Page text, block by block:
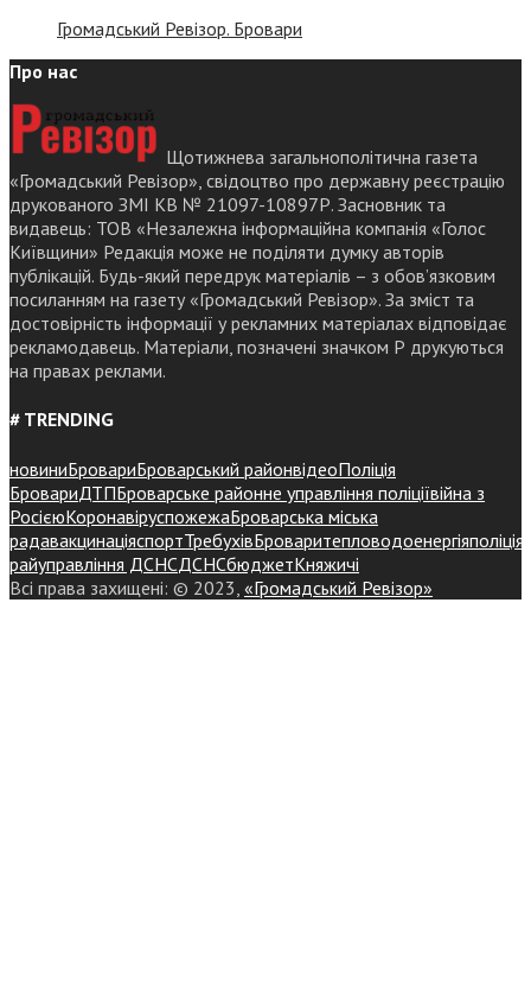
Громадський Ревізор. Бровари
Про нас
Щотижнева загальнополітична газета
«Громадський Ревізор», свідоцтво про державну реєстрацію
друкованого ЗМІ КВ № 21097-10897Р. Засновник та
видавець: ТОВ «Незалежна інформаційна компанія «Голос
Київщини» Редакція може не поділяти думку авторів
публікацій. Будь-який передрук матеріалів – з обов’язковим
посиланням на газету «Громадський Ревізор». За зміст та
достовірність інформації у рекламних матеріалах відповідає
рекламодавець. Матеріали, позначені значком Р друкуються
на правах реклами.
# TRENDING
новиниБровариБроварський районвідеоПоліція
БровариДТПБроварське районне управління поліціївійна з
РосієюКоронавіруспожежаБроварська міська
радавакцинаціяспортТребухівБроваритепловодоенергіяполіція
райуправління ДСНСДСНСбюджетКняжичі
Всі права захищені: © 2023, «Громадський Ревізор»